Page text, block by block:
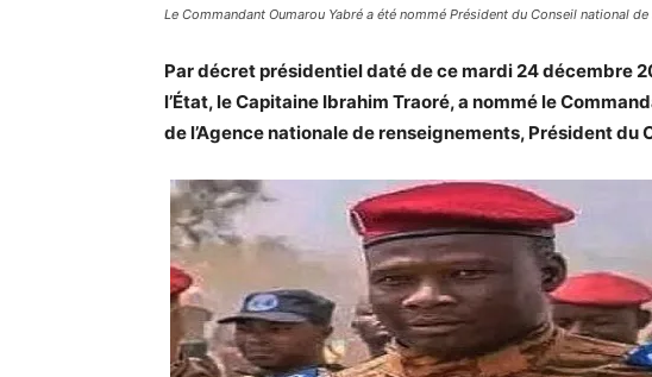
Le Commandant Oumarou Yabré a été nommé Président du Conseil national de
Par décret présidentiel daté de ce mardi 24 décembre
l’État, le Capitaine Ibrahim Traoré, a nommé le
de l’Agence nationale de renseignements, Président du